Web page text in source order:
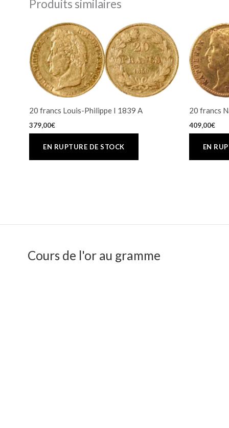
Produits similaires
20 francs Louis-Philippe I 1839 A
379,00€
20 francs
409,00€
Cours de l'or au gramme